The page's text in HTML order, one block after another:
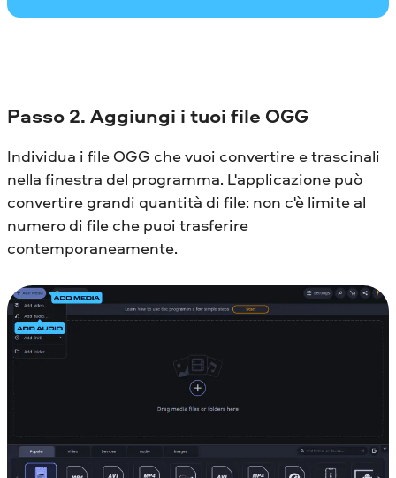
Passo 2. Aggiungi i tuoi file OGG
Individua i file OGG che vuoi convertire e trascinali
nella finestra del programma. L'applicazione può
convertire grandi quantità di file: non c'è limite al
numero di file che puoi trasferire
contemporaneamente.